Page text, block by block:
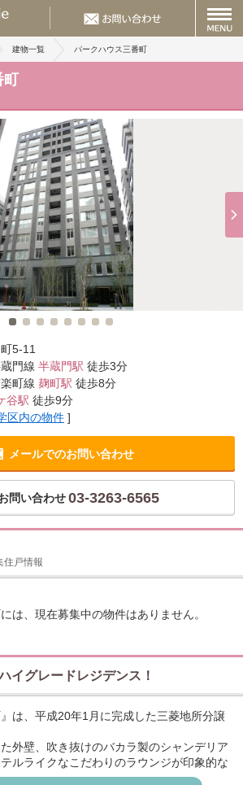
建物一覧 パークハウス三番町
5-11
門線 半蔵門駅 徒歩3分
町線 麹町駅 徒歩8分
谷駅 徒歩9分
区内の物件 ]
メールでのお問い合わせ
問い合わせ 03-3263-6565
住戸情報
は、現在募集中の物件はありません。
イグレードレジデンス！
』は、平成20年1月に完成した三菱地所分譲
外壁、吹き抜けのバカラ製のシャンデリア
ルライクなこだわりのラウンジが印象的な
ークハウス三番町は免震構造を採用してお